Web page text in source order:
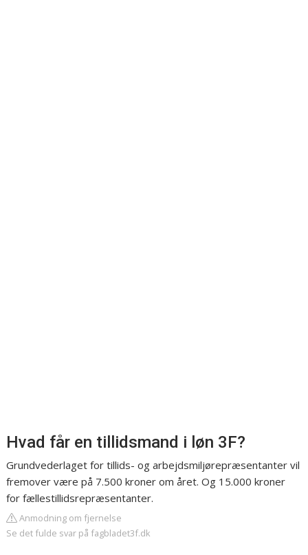
Hvad får en tillidsmand i løn 3F?
Grundvederlaget for tillids- og arbejdsmiljørepræsentanter vil
fremover være på 7.500 kroner om året. Og 15.000 kroner
for fællestillidsrepræsentanter.
Anmodning om fjernelse
Se det fulde svar på fagbladet3f.dk